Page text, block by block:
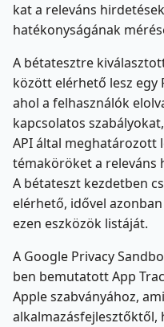
kat a releváns
hatékonyságának
A bétatesztre
között elérhető lesz egy
ahol a felhasználók
kapcsolatos
API által meghatározott
témaköröket a releváns
A bétateszt kezdetben
elérhető, idővel
ezen eszközök listáját.
A Google Privacy
ben bemutatott App
Apple szabványához,
alkalmazásfejlesztőktől,